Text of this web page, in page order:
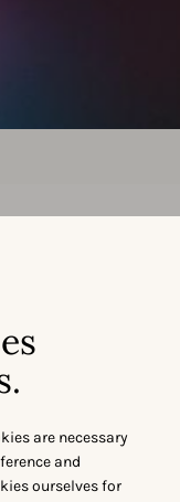
are necessary
and
ourselves for